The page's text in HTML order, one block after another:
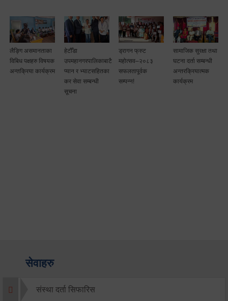
लैङ्गि असमानताका
विबिध पक्षहरु विषयक
अन्तक्रिया कार्यक्रम
हेटौँडा
उपमहानगरपालिकाबाटै
प्यान र भ्याटसहितका
कर सेवा सम्बन्धी
सूचना
ड्रागन फ्रुट
महोत्सव–२०८३
सफलतापूर्वक
सम्पन्न!
सामाजिक सुरक्षा तथा
घटना दर्ता सम्बन्धी
अन्तरक्रियात्मक
कार्यक्रम
सेवाहरु
संस्था दर्ता सिफारिस